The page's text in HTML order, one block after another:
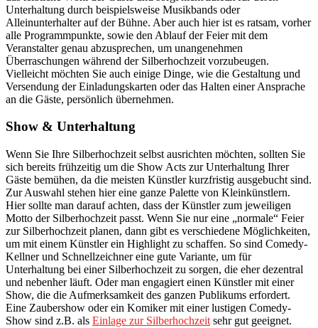
Unterhaltung durch beispielsweise Musikbands oder
Alleinunterhalter auf der Bühne. Aber auch hier ist es ratsam, vorher
alle Programmpunkte, sowie den Ablauf der Feier mit dem
Veranstalter genau abzusprechen, um unangenehmen
Überraschungen während der Silberhochzeit vorzubeugen.
Vielleicht möchten Sie auch einige Dinge, wie die Gestaltung und
Versendung der Einladungskarten oder das Halten einer Ansprache
an die Gäste, persönlich übernehmen.
Show & Unterhaltung
Wenn Sie Ihre Silberhochzeit selbst ausrichten möchten, sollten Sie
sich bereits frühzeitig um die Show Acts zur Unterhaltung Ihrer
Gäste bemühen, da die meisten Künstler kurzfristig ausgebucht sind.
Zur Auswahl stehen hier eine ganze Palette von Kleinkünstlern.
Hier sollte man darauf achten, dass der Künstler zum jeweiligen
Motto der Silberhochzeit passt. Wenn Sie nur eine „normale“ Feier
zur Silberhochzeit planen, dann gibt es verschiedene Möglichkeiten,
um mit einem Künstler ein Highlight zu schaffen. So sind Comedy-
Kellner und Schnellzeichner eine gute Variante, um für
Unterhaltung bei einer Silberhochzeit zu sorgen, die eher dezentral
und nebenher läuft. Oder man engagiert einen Künstler mit einer
Show, die die Aufmerksamkeit des ganzen Publikums erfordert.
Eine Zaubershow oder ein Komiker mit einer lustigen Comedy-
Show sind z.B. als Einlage zur Silberhochzeit sehr gut geeignet.